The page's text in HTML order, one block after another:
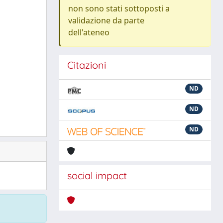
non sono stati sottoposti a
validazione da parte
dell'ateneo
Citazioni
ND
ND
ND
social impact